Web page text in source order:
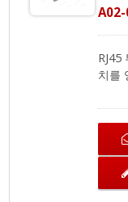
RJ45
치를
하고,
것을
간
릴리
7.5